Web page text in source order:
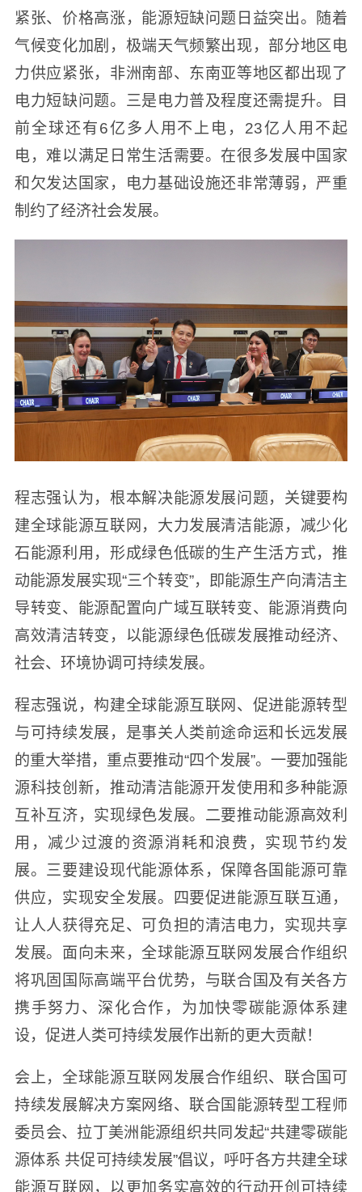
紧张、价格高涨，能源短缺问题日益突出。随着
气候变化加剧，极端天气频繁出现，部分地区电
力供应紧张，非洲南部、东南亚等地区都出现了
电力短缺问题。三是电力普及程度还需提升。目
前全球还有6亿多人用不上电，23亿人用不起
电，难以满足日常生活需要。在很多发展中国家
和欠发达国家，电力基础设施还非常薄弱，严重
制约了经济社会发展。
程志强认为，根本解决能源发展问题，关键要构
建全球能源互联网，大力发展清洁能源，减少化
石能源利用，形成绿色低碳的生产生活方式，推
动能源发展实现“三个转变”，即能源生产向清洁主
导转变、能源配置向广域互联转变、能源消费向
高效清洁转变，以能源绿色低碳发展推动经济、
社会、环境协调可持续发展。
程志强说，构建全球能源互联网、促进能源转型
与可持续发展，是事关人类前途命运和长远发展
的重大举措，重点要推动“四个发展”。一要加强能
源科技创新，推动清洁能源开发使用和多种能源
互补互济，实现绿色发展。二要推动能源高效利
用，减少过渡的资源消耗和浪费，实现节约发
展。三要建设现代能源体系，保障各国能源可靠
供应，实现安全发展。四要促进能源互联互通，
让人人获得充足、可负担的清洁电力，实现共享
发展。面向未来，全球能源互联网发展合作组织
将巩固国际高端平台优势，与联合国及有关各方
携手努力、深化合作，为加快零碳能源体系建
设，促进人类可持续发展作出新的更大贡献！
会上，全球能源互联网发展合作组织、联合国可
持续发展解决方案网络、联合国能源转型工程师
委员会、拉丁美洲能源组织共同发起“共建零碳能
源体系 共促可持续发展”倡议，呼吁各方共建全球
能源互联网，以更加务实高效的行动开创可持续